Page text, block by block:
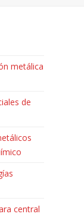
metálica
de
central